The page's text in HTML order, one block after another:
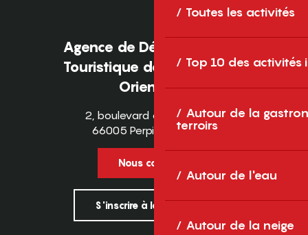
Toutes les activités
Top 10 des activités
Autour de la
terroirs
Autour de l'eau
Autour de la neige
Agence de Développement
Touristique des Pyrénées-
Orientales
2, boulevard des Pyrénées
66005 Perpignan Cedex
Nous contacter
S'inscrire à la newsletter